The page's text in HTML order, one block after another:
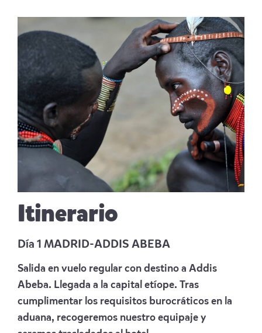
Itinerario
Día 1 MADRID-ADDIS ABEBA
Salida en vuelo regular con destino a Addis
Abeba. Llegada a la capital etíope. Tras
cumplimentar los requisitos burocráticos en la
aduana, recogeremos nuestro equipaje y